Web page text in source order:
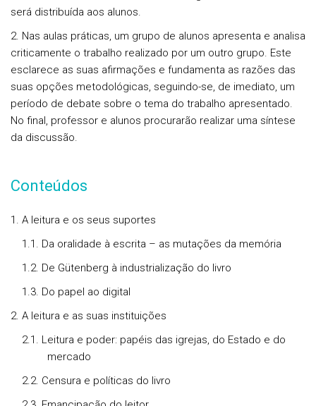
será distribuída aos alunos.
2. Nas aulas práticas, um grupo de alunos apresenta e analisa
criticamente o trabalho realizado por um outro grupo. Este
esclarece as suas afirmações e fundamenta as razões das
suas opções metodológicas, seguindo-se, de imediato, um
período de debate sobre o tema do trabalho apresentado.
No final, professor e alunos procurarão realizar uma síntese
da discussão.
Conteúdos
1. A leitura e os seus suportes
1.1. Da oralidade à escrita – as mutações da memória
1.2. De Gütenberg à industrialização do livro
1.3. Do papel ao digital
2. A leitura e as suas instituições
2.1. Leitura e poder: papéis das igrejas, do Estado e do
mercado
2.2. Censura e políticas do livro